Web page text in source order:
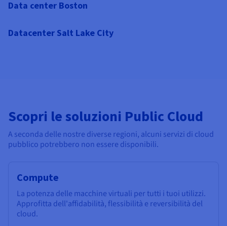
Data center Boston
Datacenter Salt Lake City
Scopri le soluzioni Public Cloud
A seconda delle nostre diverse regioni, alcuni servizi di cloud
pubblico potrebbero non essere disponibili.
Compute
La potenza delle macchine virtuali per tutti i tuoi utilizzi.
Approfitta dell'affidabilità, flessibilità e reversibilità del
cloud.